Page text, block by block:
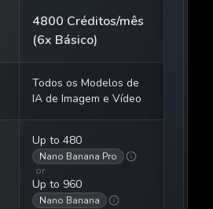
4800 Créditos/mês
(6x Básico)
Todos os Modelos de
IA de Imagem e Vídeo
Up to 480
Nano Banana Pro
or
Up to 960
Nano Banana